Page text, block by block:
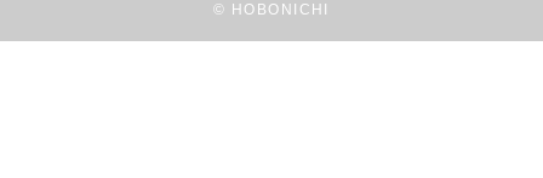
© HOBONICHI